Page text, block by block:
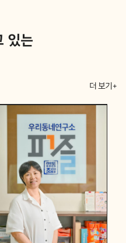
있는
더 보기+